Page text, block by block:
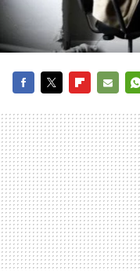
MAIL